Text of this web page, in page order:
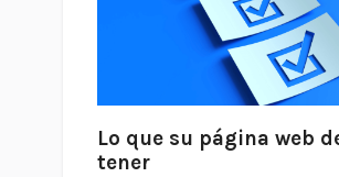
Lo que su página web
tener